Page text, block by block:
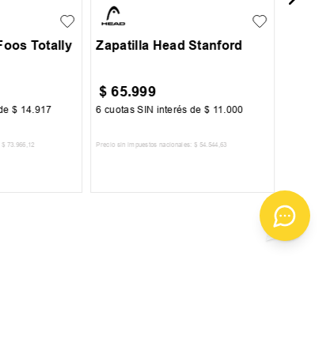
Totally
$ 14 917
$ 73.966 ,12
Zapatilla Head Stanford
$ 65.999
6 cuotas SIN interés de$ 11 000
Precio sin impuestos nacionales: $ 54.544 ,63